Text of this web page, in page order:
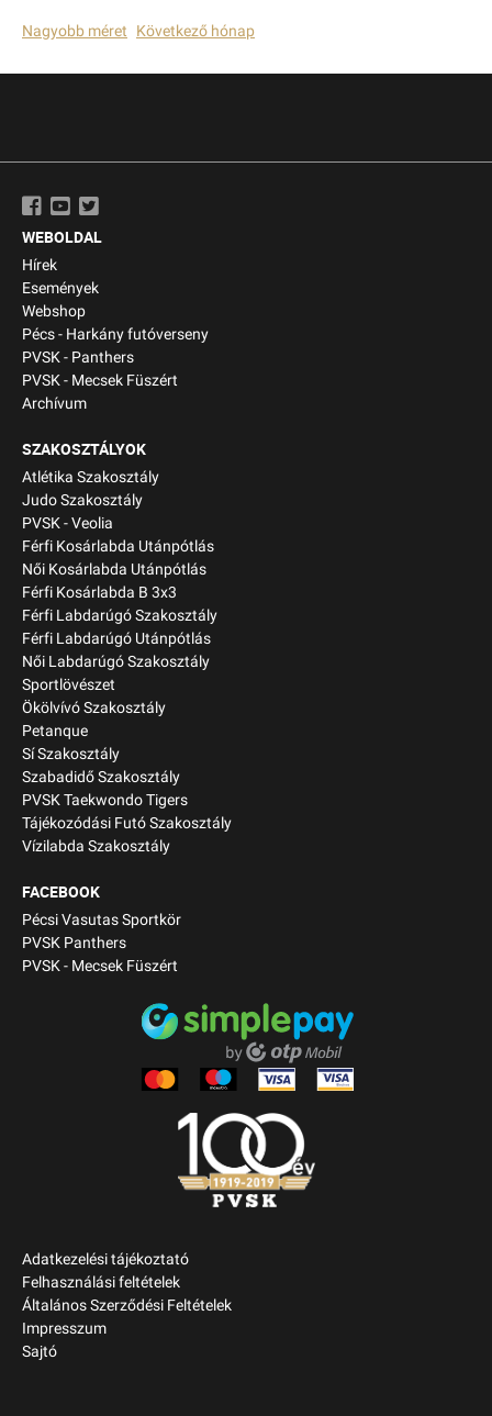
Nagyobb méret Következő hónap
WEBOLDAL
Hírek
Események
Webshop
Pécs - Harkány futóverseny
PVSK - Panthers
PVSK - Mecsek Füszért
Archívum
SZAKOSZTÁLYOK
Atlétika Szakosztály
Judo Szakosztály
PVSK - Veolia
Férfi Kosárlabda Utánpótlás
Női Kosárlabda Utánpótlás
Férfi Kosárlabda B 3x3
Férfi Labdarúgó Szakosztály
Férfi Labdarúgó Utánpótlás
Női Labdarúgó Szakosztály
Sportlövészet
Ökölvívó Szakosztály
Petanque
Sí Szakosztály
Szabadidő Szakosztály
PVSK Taekwondo Tigers
Tájékozódási Futó Szakosztály
Vízilabda Szakosztály
FACEBOOK
Pécsi Vasutas Sportkör
PVSK Panthers
PVSK - Mecsek Füszért
Adatkezelési tájékoztató
Felhasználási feltételek
Általános Szerződési Feltételek
Impresszum
Sajtó